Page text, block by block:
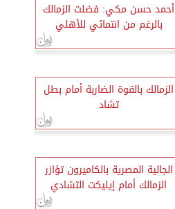
أحمد حسن مكي: فضلت الزمالك
بالرغم من انتمائي للأهلي
الزمالك بالقوة الضاربة أمام بطل
تشاد
الجالية المصرية بالكاميرون تؤازر
الزمالك أمام إيليكت التشادي